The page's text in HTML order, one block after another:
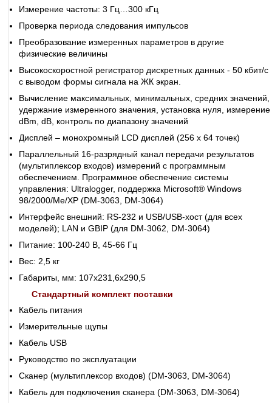
Измерение частоты: 3 Гц…300 кГц
Проверка периода следования импульсов
Преобразование измеренных параметров в другие
физические величины
Высокоскоростной регистратор дискретных данных - 50 кбит/с
с выводом формы сигнала на ЖК экран.
Вычисление максимальных, минимальных, средних значений,
удержание измеренного значения, установка нуля, измерение
dBm, dB, контроль по диапазону значений
Дисплей – монохромный LCD дисплей (256 x 64 точек)
Параллельный 16-разрядный канал передачи результатов
(мультиплексор входов) измерений с программным
обеспечением. Программное обеспечение системы
управления: Ultralogger, поддержка Microsoft® Windows
98/2000/Me/XP (DM-3063, DM-3064)
Интерфейс внешний: RS-232 и USB/USB-хост (для всех
моделей); LAN и GBIP (для DM-3062, DM-3064)
Питание: 100-240 В, 45-66 Гц
Вес: 2,5 кг
Габариты, мм: 107х231,6х290,5
Стандартный комплект поставки
Кабель питания
Измерительные щупы
Кабель USB
Руководство по эксплуатации
Сканер (мультиплексор входов) (DM-3063, DM-3064)
Кабель для подключения сканера (DM-3063, DM-3064)